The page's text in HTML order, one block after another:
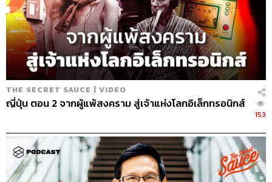
THE SECRET SAUCE | VIDEO
ญี่ปุ่น ตอน 2 จากผู้แพ้สงคราม สู่เจ้าแห่งโลกอิเล็กทรอนิกส์
153